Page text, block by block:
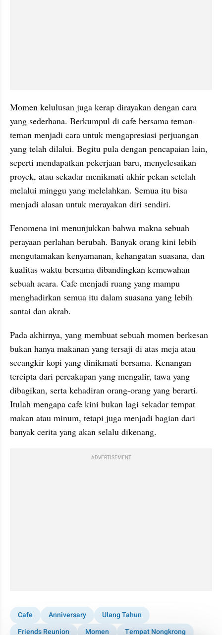
Momen kelulusan juga kerap dirayakan dengan cara
yang sederhana. Berkumpul di cafe bersama teman-
teman menjadi cara untuk mengapresiasi perjuangan
yang telah dilalui. Begitu pula dengan pencapaian lain,
seperti mendapatkan pekerjaan baru, menyelesaikan
proyek, atau sekadar menikmati akhir pekan setelah
melalui minggu yang melelahkan. Semua itu bisa
menjadi alasan untuk merayakan diri sendiri.
Fenomena ini menunjukkan bahwa makna sebuah
perayaan perlahan berubah. Banyak orang kini lebih
mengutamakan kenyamanan, kehangatan suasana, dan
kualitas waktu bersama dibandingkan kemewahan
sebuah acara. Cafe menjadi ruang yang mampu
menghadirkan semua itu dalam suasana yang lebih
santai dan akrab.
Pada akhirnya, yang membuat sebuah momen berkesan
bukan hanya makanan yang tersaji di atas meja atau
secangkir kopi yang dinikmati bersama. Kenangan
tercipta dari percakapan yang mengalir, tawa yang
dibagikan, serta kehadiran orang-orang yang berarti.
Itulah mengapa cafe kini bukan lagi sekadar tempat
makan atau minum, tetapi juga menjadi bagian dari
banyak cerita yang akan selalu dikenang.
ADVERTISEMENT
Cafe Anniversary
Ulang Tahun
Friends Reunion
Momen Tempat Nongkrong